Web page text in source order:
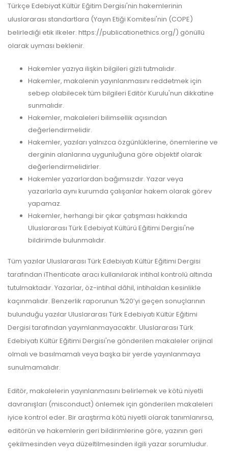
Türkçe Edebiyat Kültür Eğitim Dergisi'nin hakemlerinin
uluslararası standartlara (Yayın Etiği Komitesi'nin (COPE)
belirlediği etik ilkeler. https://publicationethics.org/) gönüllü
olarak uyması beklenir.
Hakemler yazıya ilişkin bilgileri gizli tutmalıdır.
Hakemler, makalenin yayınlanmasını reddetmek için
sebep olabilecek tüm bilgileri Editör Kurulu'nun dikkatine
sunmalıdır.
Hakemler, makaleleri bilimsellik açısından
değerlendirmelidir.
Hakemler, yazıları yalnızca özgünlüklerine, önemlerine ve
derginin alanlarına uygunluğuna göre objektif olarak
değerlendirmelidirler.
Hakemler yazarlardan bağımsızdır. Yazar veya
yazarlarla aynı kurumda çalışanlar hakem olarak görev
yapamaz.
Hakemler, herhangi bir çıkar çatışması hakkında
Uluslararası Türk Edebiyat Kültürü Eğitimi Dergisi'ne
bildirimde bulunmalıdır.
Tüm yazılar Uluslararası Türk Edebiyatı Kültür Eğitimi Dergisi
tarafından iThenticate aracı kullanılarak intihal kontrolü altında
tutulmaktadır. Yazarlar, öz-intihal dâhil, intihaldan kesinlikle
kaçınmalıdır. Benzerlik raporunun %20’yi geçen sonuçlarının
bulunduğu yazılar Uluslararası Türk Edebiyatı Kültür Eğitimi
Dergisi tarafından yayımlanmayacaktır. Uluslararası Türk
Edebiyatı Kültür Eğitimi Dergisi'ne gönderilen makaleler orijinal
olmalı ve basılmamalı veya başka bir yerde yayınlanmaya
sunulmamalıdır.
Editör, makalelerin yayınlanmasını belirlemek ve kötü niyetli
davranışları (misconduct) önlemek için gönderilen makaleleri
iyice kontrol eder. Bir araştırma kötü niyetli olarak tanımlanırsa,
editörün ve hakemlerin geri bildirimlerine göre, yazının geri
çekilmesinden veya düzeltilmesinden ilgili yazar sorumludur.